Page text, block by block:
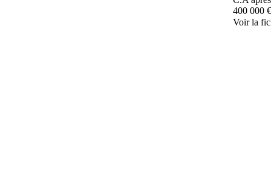
400 000 €
Voir la